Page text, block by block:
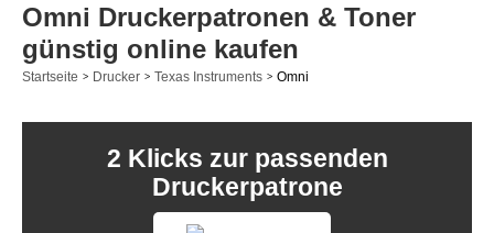
Omni Druckerpatronen & Toner
günstig online kaufen
Startseite > Drucker > Texas Instruments > Omni
2 Klicks zur passenden
Druckerpatrone